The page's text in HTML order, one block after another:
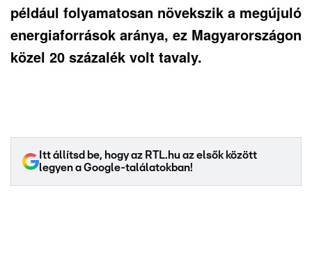
például folyamatosan növekszik a megújuló
energiaforrások aránya, ez Magyarországon
közel 20 százalék volt tavaly.
Itt állítsd be, hogy az RTL.hu az elsők között
legyen a Google-találatokban!